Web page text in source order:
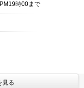
時00まで
見る